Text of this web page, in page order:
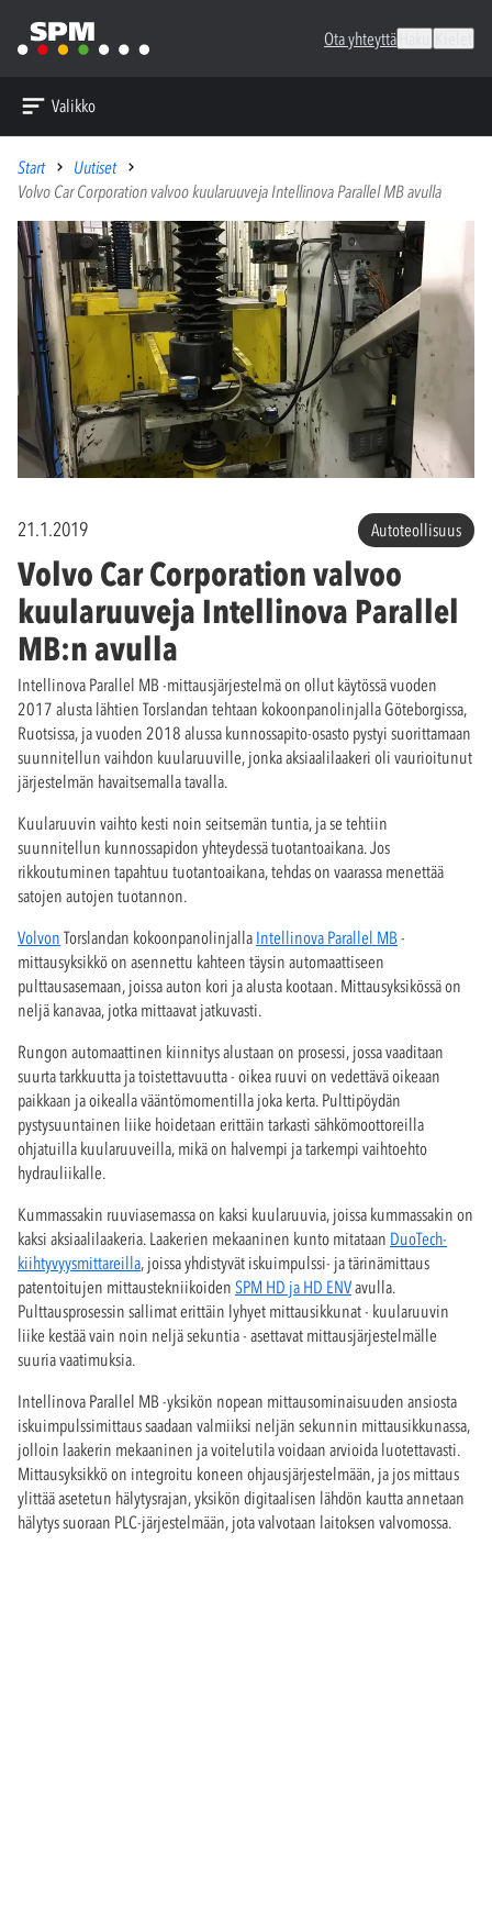
Ota yhteyttä
Valikko
Start
Uutiset
Volvo Car Corporation valvoo kuularuuveja Intellinova Parallel MB avulla
21.1.2019 Autoteollisuus
Volvo Car Corporation valvoo
kuularuuveja Intellinova Parallel
MB:n avulla
Intellinova Parallel MB -mittausjärjestelmä on ollut käytössä vuoden
2017 alusta lähtien Torslandan tehtaan kokoonpanolinjalla Göteborgissa,
Ruotsissa, ja vuoden 2018 alussa kunnossapito-osasto pystyi suorittamaan
suunnitellun vaihdon kuularuuville, jonka aksiaalilaakeri oli vaurioitunut
järjestelmän havaitsemalla tavalla.
Kuularuuvin vaihto kesti noin seitsemän tuntia, ja se tehtiin
suunnitellun kunnossapidon yhteydessä tuotantoaikana. Jos
rikkoutuminen tapahtuu tuotantoaikana, tehdas on vaarassa menettää
satojen autojen tuotannon.
Volvon Torslandan kokoonpanolinjalla Intellinova Parallel MB -
mittausyksikkö on asennettu kahteen täysin automaattiseen
pulttausasemaan, joissa auton kori ja alusta kootaan. Mittausyksikössä on
neljä kanavaa, jotka mittaavat jatkuvasti.
Rungon automaattinen kiinnitys alustaan on prosessi, jossa vaaditaan
suurta tarkkuutta ja toistettavuutta - oikea ruuvi on vedettävä oikeaan
paikkaan ja oikealla vääntömomentilla joka kerta. Pulttipöydän
pystysuuntainen liike hoidetaan erittäin tarkasti sähkömoottoreilla
ohjatuilla kuularuuveilla, mikä on halvempi ja tarkempi vaihtoehto
hydrauliikalle.
Kummassakin ruuviasemassa on kaksi kuularuuvia, joissa kummassakin on
kaksi aksiaalilaakeria. Laakerien mekaaninen kunto mitataan DuoTech-
kiihtyvyysmittareilla, joissa yhdistyvät iskuimpulssi- ja tärinämittaus
patentoitujen mittaustekniikoiden SPM HD ja HD ENVavulla.
Pulttausprosessin sallimat erittäin lyhyet mittausikkunat - kuularuuvin
liike kestää vain noin neljä sekuntia - asettavat mittausjärjestelmälle
suuria vaatimuksia.
Intellinova Parallel MB -yksikön nopean mittausominaisuuden ansiosta
iskuimpulssimittaus saadaan valmiiksi neljän sekunnin mittausikkunassa,
jolloin laakerin mekaaninen ja voitelutila voidaan arvioida luotettavasti.
Mittausyksikkö on integroitu koneen ohjausjärjestelmään, ja jos mittaus
ylittää asetetun hälytysrajan, yksikön digitaalisen lähdön kautta annetaan
hälytys suoraan PLC-järjestelmään, jota valvotaan laitoksen valvomossa.